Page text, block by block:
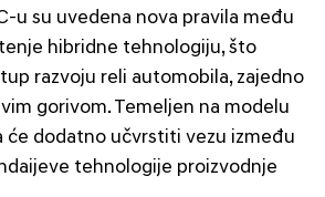
u su uvedena nova pravila među
hibridne tehnologiju, što
razvoju reli automobila, zajedno
gorivom. Temeljen na modelu
će dodatno učvrstiti vezu između
tehnologije proizvodnje